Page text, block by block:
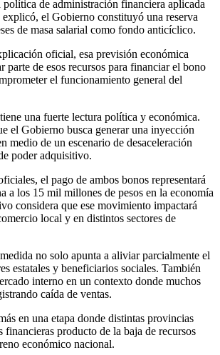
política de administración financiera aplicada
el Gobierno constituyó una reserva
de masa salarial como fondo anticíclico.
oficial, esa previsión económica
parte de esos recursos para financiar el bono
el funcionamiento general del
una fuerte lectura política y económica.
el Gobierno busca generar una inyección
medio de un escenario de desaceleración
poder adquisitivo.
el pago de ambos bonos representará
a los 15 mil millones de pesos en la economía
considera que ese movimiento impactará
local y en distintos sectores de
no solo apunta a aliviar parcialmente el
estatales y beneficiarios sociales. También
interno en un contexto donde muchos
caída de ventas.
en una etapa donde distintas provincias
financieras producto de la baja de recursos
económico nacional.